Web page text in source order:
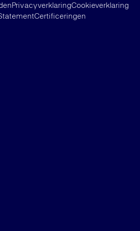
PrivacyverklaringCookieverklaring
Certificeringen